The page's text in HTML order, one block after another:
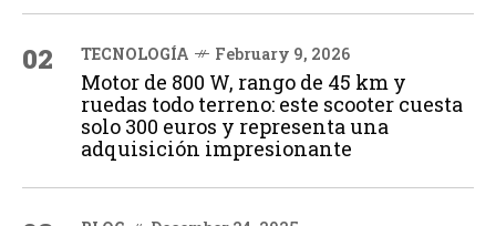
02 TECNOLOGÍA February 9, 2026
Motor de 800 W, rango de 45 km y
ruedas todo terreno: este scooter cuesta
solo 300 euros y representa una
adquisición impresionante